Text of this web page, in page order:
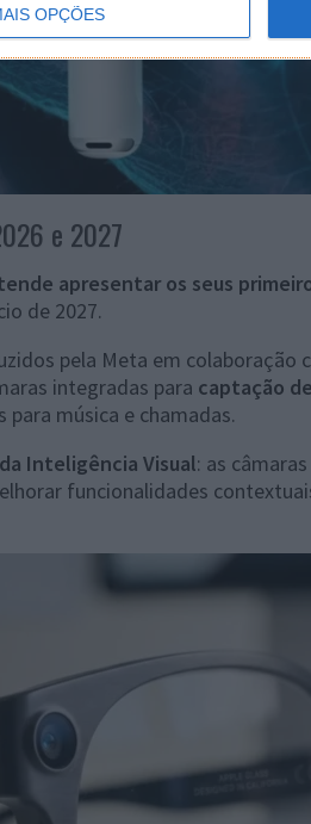
OPÇÕES
e 2027
apresentar os seus
de 2027.
pela Meta em colaboração
integradas para captação
música e chamadas.
Inteligência Visual: as
funcionalidades